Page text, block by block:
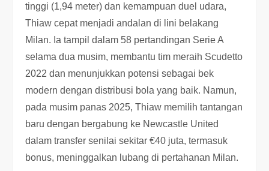
tinggi (1,94 meter) dan kemampuan duel udara,
Thiaw cepat menjadi andalan di lini belakang
Milan. Ia tampil dalam 58 pertandingan Serie A
selama dua musim, membantu tim meraih Scudetto
2022 dan menunjukkan potensi sebagai bek
modern dengan distribusi bola yang baik. Namun,
pada musim panas 2025, Thiaw memilih tantangan
baru dengan bergabung ke Newcastle United
dalam transfer senilai sekitar €40 juta, termasuk
bonus, meninggalkan lubang di pertahanan Milan.